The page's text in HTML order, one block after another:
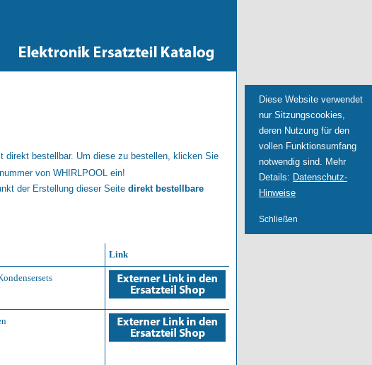
Diese Website verwendet
nur Sitzungscookies,
deren Nutzung für den
vollen Funktionsumfang
notwendig sind. Mehr
Details: Datenschutz-
Hinweise
Schließen
direkt bestellbar. Um diese zu bestellen, klicken Sie
von WHIRLPOOL ein!
der Erstellung dieser Seite direkt bestellbare
Link